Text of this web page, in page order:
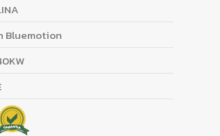
Bluemotion